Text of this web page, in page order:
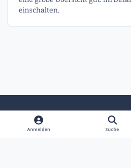
einschalten.
Heller ModusDunkler Modus
Systemeinstellung
Anmelden Suche